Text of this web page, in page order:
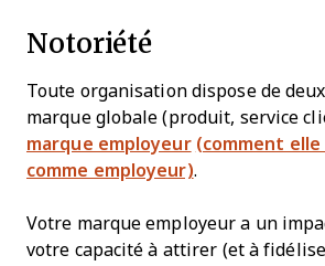
Notoriété
Toute organisation dispose de
marque globale (produit, service
marque employeur (comment
comme employeur).
Votre marque employeur a un
votre capacité à attirer (et à